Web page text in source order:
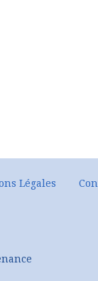
Légales